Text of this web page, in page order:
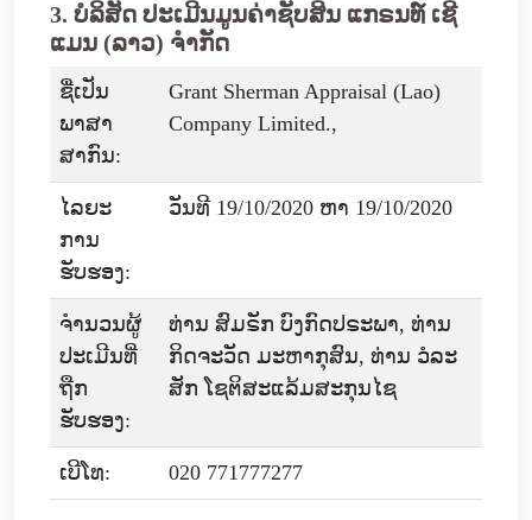
3. ບໍລິສັດ ປະເມີນມູນຄ່າຊັບສິນ ແກຣນທ໌ ເຊີ
ແມນ (ລາວ) ຈໍາກັດ
ຊື່ເປັນ
ພາສາ
ສາກົນ:
Grant Sherman Appraisal (Lao)
Company Limited.,
ໄລຍະ
ການ
ຮັບຮອງ:
ວັນທີ 19/10/2020 ຫາ 19/10/2020
ຈໍານວນຜູ້
ປະເມີນທີ່
ຖືກ
ຮັບຮອງ:
ທ່ານ ສົມຣັກ ບົງກົດປຣະພາ, ທ່ານ
ກິດຈະວັດ ມະຫາກຸສົນ, ທ່ານ ວໍລະ
ສັກ ໂຊຕິສະແລ້ມສະກຸນໄຊ
ເບີໂທ: 020 771777277